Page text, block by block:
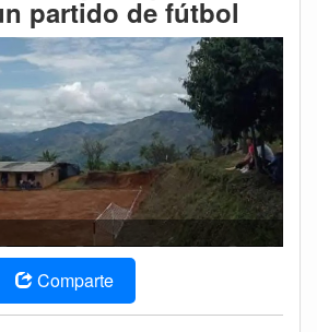
partido de fútbol
Comparte